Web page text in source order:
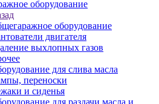
оборудование
оборудование
двигателя
выхлопных газов
для слива масла
переноски
и сиденья
для раздачи масла и